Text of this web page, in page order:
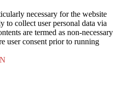
necessary for the website
to collect user personal data via
are termed as non-necessary
user consent prior to running